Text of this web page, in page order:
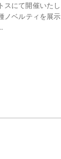
スにて開催いたし
ノベルティを展示